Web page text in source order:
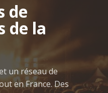
de
de la
un réseau de
en France. Des